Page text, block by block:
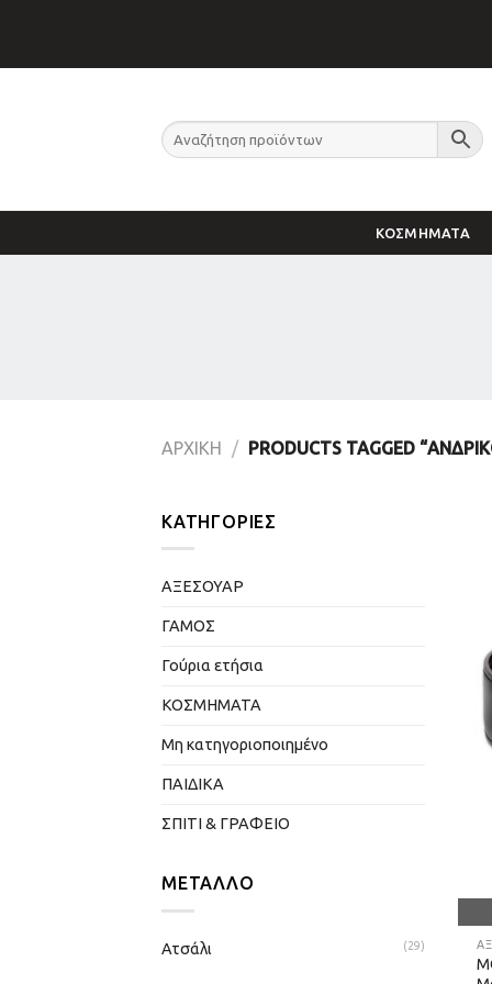
content
ΚΟΣΜΗΜΑΤΑ
ΑΡΧΙΚΉ / PRODUCTS TAGGED
ΚΑΤΗΓΟΡΊΕΣ
ΑΞΕΣΟΥΑΡ
ΓΑΜΟΣ
Γούρια ετήσια
ΚΟΣΜΗΜΑΤΑ
Μη κατηγοριοποιημένο
ΠΑΙΔΙΚΑ
ΣΠΙΤΙ & ΓΡΑΦΕΙΟ
ΜΈΤΑΛΛΟ
Ατσάλι (29)